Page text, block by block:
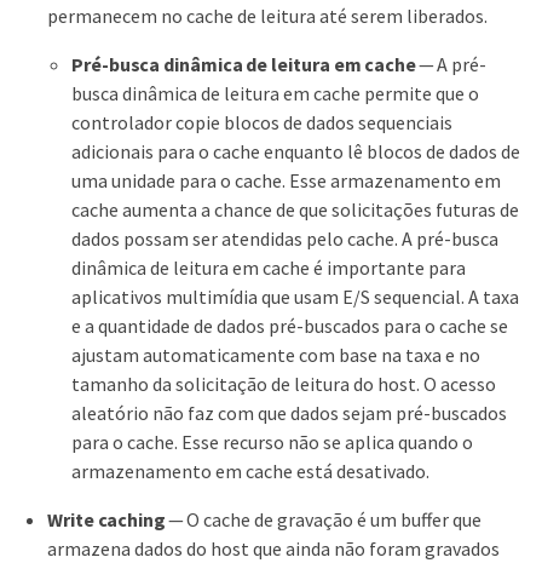
permanecem no cache de leitura até serem liberados.
Pré-busca dinâmica de leitura em cache— A pré-
busca dinâmica de leitura em cache permite que o
controlador copie blocos de dados sequenciais
adicionais para o cache enquanto lê blocos de dados de
uma unidade para o cache. Esse armazenamento em
cache aumenta a chance de que solicitações futuras de
dados possam ser atendidas pelo cache. A pré-busca
dinâmica de leitura em cache é importante para
aplicativos multimídia que usam E/S sequencial. A taxa
e a quantidade de dados pré-buscados para o cache se
ajustam automaticamente com base na taxa e no
tamanho da solicitação de leitura do host. O acesso
aleatório não faz com que dados sejam pré-buscados
para o cache. Esse recurso não se aplica quando o
armazenamento em cache está desativado.
Write caching— O cache de gravação é um buffer que
armazena dados do host que ainda não foram gravados